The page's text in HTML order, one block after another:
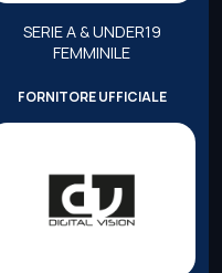
SERIE A & UNDER19
FEMMINILE
FORNITORE UFFICIALE